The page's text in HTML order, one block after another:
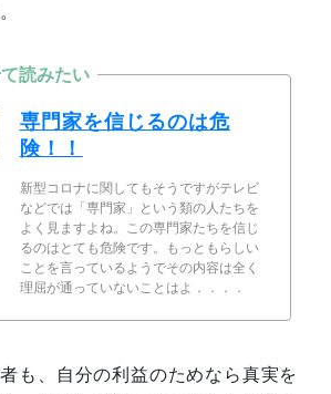
専門家を信じるのは危
険！！
新型コロナに関してもそうですがテレビ
などでは「専門家」という類の人たちを
よく見ますよね。この専門家たちを信じ
るのはとても危険です。もっともらしい
ことを言っているようでその内容は全く
理屈が通っていないことはよ．．．．
も、自分の利益のためなら真実を